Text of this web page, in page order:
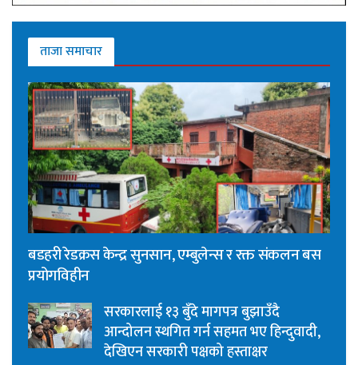
ताजा समाचार
बडहरी रेडक्रस केन्द्र सुनसान, एम्बुलेन्स र रक्त संकलन बस
प्रयोगविहीन
सरकारलाई १३ बुँदे मागपत्र बुझाउँदै
आन्दोलन स्थगित गर्न सहमत भए हिन्दुवादी,
देखिएन सरकारी पक्षको हस्ताक्षर